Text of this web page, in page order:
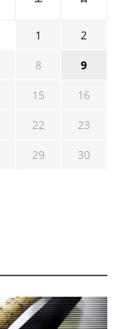
1
2
8
9
15
16
22
23
29
30